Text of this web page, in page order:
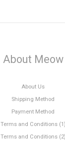
About Meow
About Us
Shipping Method
Payment Method
Terms and Conditions (1)
Terms and Conditions (2)